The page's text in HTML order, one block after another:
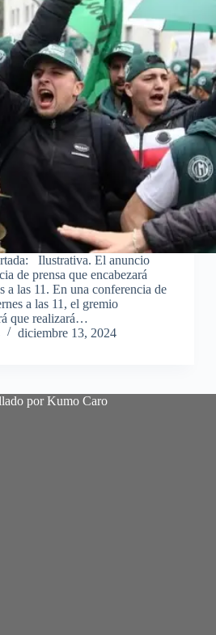
Ilustrativa. El anuncio
de prensa que encabezará
las 11. En una conferencia de
a las 11, el gremio
que realizará…
diciembre 13, 2024
por Kumo Caro